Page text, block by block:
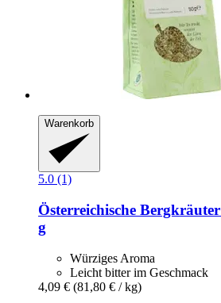
Warenkorb
5.0 (1)
Österreichische Bergkräuter
g
Würziges Aroma
Leicht bitter im Geschmack
4,09 € (81,80 € / kg)